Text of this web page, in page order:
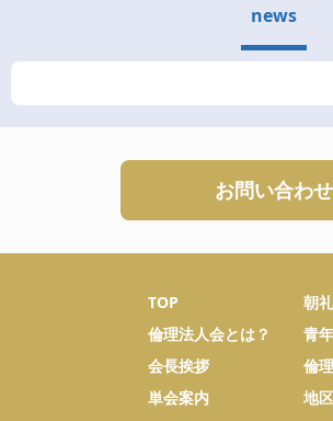
news
お問い合わせ
TOP
倫理法人会とは？
会長挨拶
単会案内
朝
青
倫
地